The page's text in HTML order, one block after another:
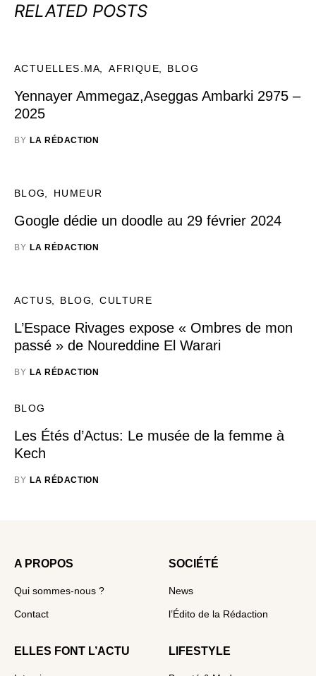
RELATED POSTS
ACTUELLES.MA AFRIQUE BLOG
Yennayer Ammegaz,Aseggas Ambarki 2975 –
2025
BY LA RÉDACTION
BLOG HUMEUR
Google dédie un doodle au 29 février 2024
BY LA RÉDACTION
ACTUS BLOG CULTURE
L’Espace Rivages expose « Ombres de mon
passé » de Noureddine El Warari
BY LA RÉDACTION
BLOG
Les Étés d’Actus: Le musée de la femme à
Kech
BY LA RÉDACTION
A PROPOS
Qui sommes-nous ?
Contact
SOCIÉTÉ
News
l’Édito de la Rédaction
ELLES FONT L’ACTU LIFESTYLE